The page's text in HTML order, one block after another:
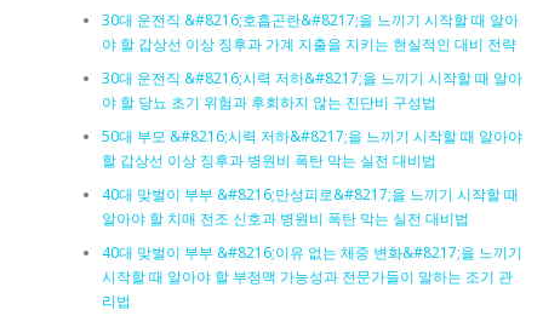
30대 운전직 &#8216;호흡곤란&#8217;을 느끼기 시작할 때 알아
야 할 갑상선 이상 징후과 가계 지출을 지키는 현실적인 대비 전략
30대 운전직 &#8216;시력 저하&#8217;을 느끼기 시작할 때 알아
야 할 당뇨 초기 위험과 후회하지 않는 진단비 구성법
50대 부모 &#8216;시력 저하&#8217;을 느끼기 시작할 때 알아야
할 갑상선 이상 징후과 병원비 폭탄 막는 실전 대비법
40대 맞벌이 부부 &#8216;만성피로&#8217;을 느끼기 시작할 때
알아야 할 치매 전조 신호과 병원비 폭탄 막는 실전 대비법
40대 맞벌이 부부 &#8216;이유 없는 체중 변화&#8217;을 느끼기
시작할 때 알아야 할 부정맥 가능성과 전문가들이 말하는 조기 관
리법